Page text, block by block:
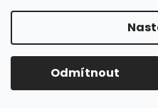
Odmítnout
NUK
O.B.
OASIS